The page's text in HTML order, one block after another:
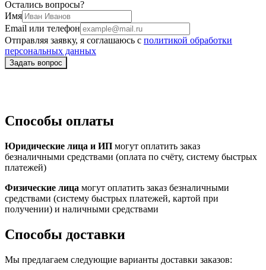
Остались вопросы?
Имя
Email или телефон
Отправляя заявку, я соглашаюсь с политикой обработки
персональных данных
Способы оплаты
Юридические лица и ИП могут оплатить заказ
безналичными средствами (оплата по счёту, систему быстрых
платежей)
Физические лица могут оплатить заказ безналичными
средствами (систему быстрых платежей, картой при
получении) и наличными средствами
Способы доставки
Мы предлагаем следующие варианты доставки заказов: